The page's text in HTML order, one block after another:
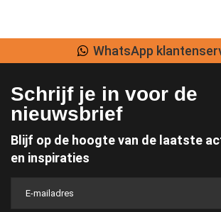
WhatsApp
Schrijf je in voor de
nieuwsbrief
Blijf op de hoogte van de laatste
en inspiraties